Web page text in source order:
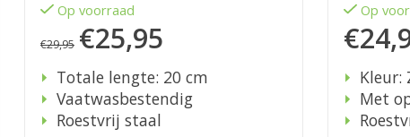
Op voorraad
€29,95 €25,95
Totale lengte: 20 cm
Vaatwasbestendig
Roestvrij staal
Op
Kleur:
Met